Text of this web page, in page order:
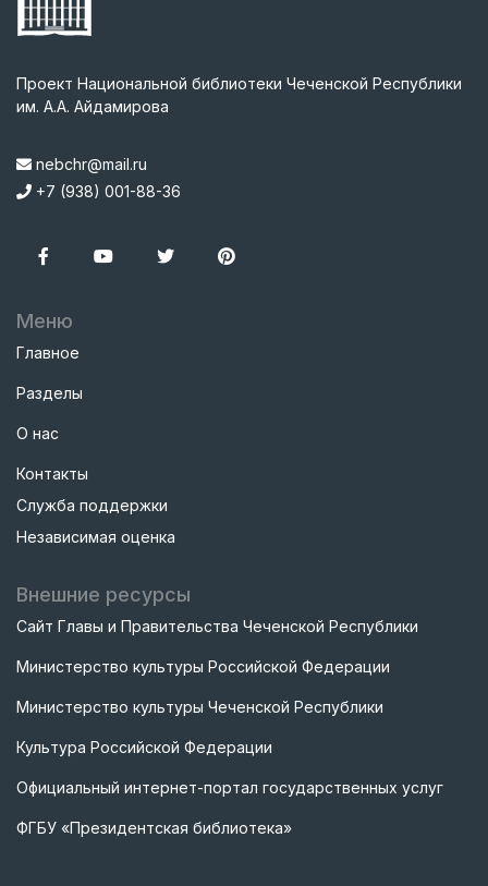
Проект Национальной библиотеки Чеченской Республики
им. А.А. Айдамирова
nebchr@mail.ru
+7 (938) 001-88-36
Меню
Главное
Разделы
О нас
Контакты
Служба поддержки
Независимая оценка
Внешние ресурсы
Сайт Главы и Правительства Чеченской Республики
Министерство культуры Российской Федерации
Министерство культуры Чеченской Республики
Культура Российской Федерации
Официальный интернет-портал государственных услуг
ФГБУ «Президентская библиотека»